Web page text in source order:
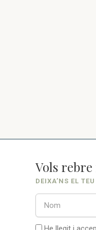
Vols
DEIXA’NS EL